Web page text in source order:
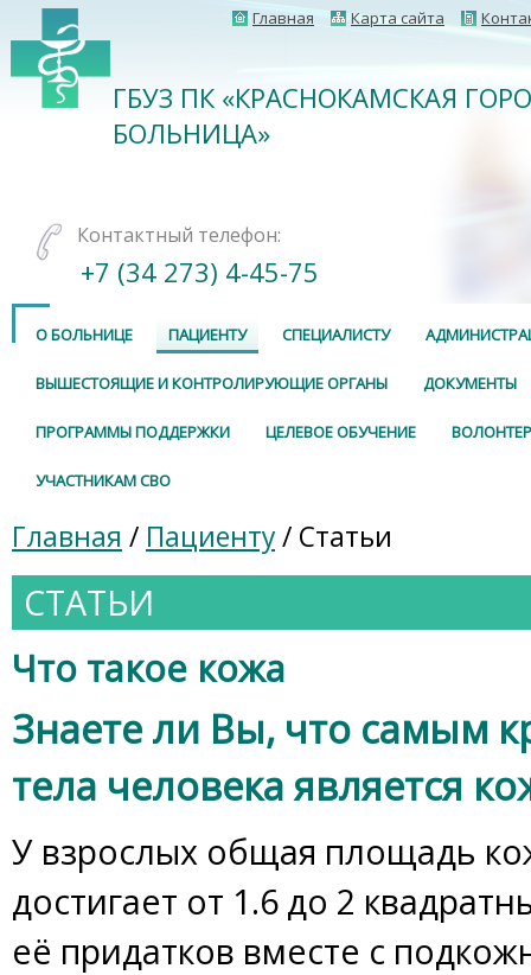
Главная Карта сайта
ГБУЗ ПК «КРАСНОКАМСКАЯ
БОЛЬНИЦА»
Контактный телефон:
+7 (34 273) 4-45-75
О БОЛЬНИЦЕ ПАЦИЕНТУ СПЕЦИАЛИСТУ
ВЫШЕСТОЯЩИЕ И КОНТРОЛИРУЮЩИЕ ОРГАНЫ ДОКУМЕНТЫ
ПРОГРАММЫ ПОДДЕРЖКИ ЦЕЛЕВОЕ ОБУЧЕНИЕ
УЧАСТНИКАМ СВО
Главная / Пациенту/ Статьи
СТАТЬИ
Что такое кожа
Знаете ли Вы, что самым
тела человека является
У взрослых общая площадь
достигает от 1.6 до 2
её придатков вместе с